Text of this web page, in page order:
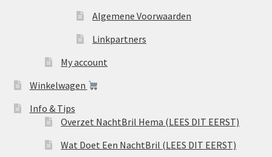
Algemene Voorwaarden
Linkpartners
My account
Winkelwagen
Info & Tips
Overzet NachtBril Hema (LEES DIT EERST)
Wat Doet Een NachtBril (LEES DIT EERST)